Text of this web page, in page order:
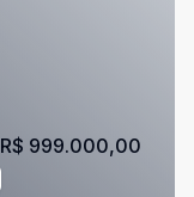
R$ 999.000,00